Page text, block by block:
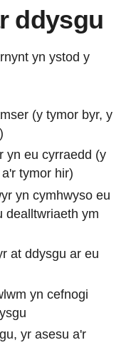
ddysgu
yn ystod y
(y tymor byr, y
yn eu cyrraedd (y
tymor hir)
yn cymhwyso eu
dealltwriaeth ym
at ddysgu ar eu
yn cefnogi
yr asesu a'r